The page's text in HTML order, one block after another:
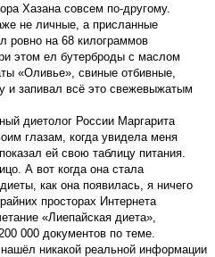
Хазана совсем по-другому.
не личные, а присланные
ровно на 68 килограммов
этом ел бутерброды с маслом
«Оливье», свиные отбивные,
и запивал всё это свежевыжатым
диетолог России Маргарита
глазам, когда увидела меня
ей свою таблицу питания.
А вот когда она стала
как она появилась, я ничего
просторах Интернета
«Лиепайская диета»,
000 документов по теме.
никакой реальной информации